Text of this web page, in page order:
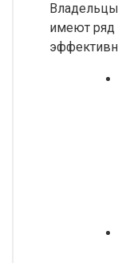
имеют ряд